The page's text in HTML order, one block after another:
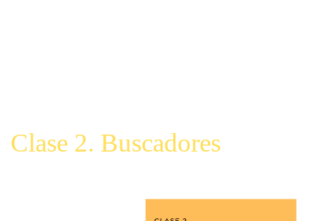
Clase 2. Buscadores